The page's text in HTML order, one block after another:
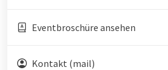
Eventbroschüre ansehen
Kontakt (mail)